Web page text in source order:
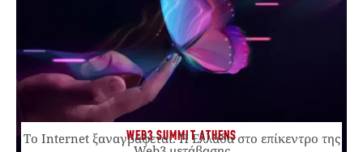
WEB3 SUMMIT ATHENS
Το Internet ξαναγράφεται. Η Ελλάδα στο επίκεντρο της